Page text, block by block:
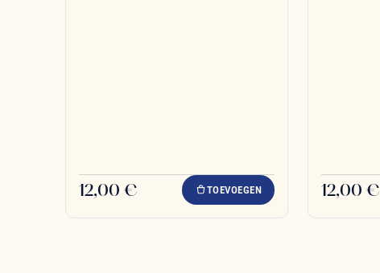
12,00 € TOEVOEGEN 12,00 €